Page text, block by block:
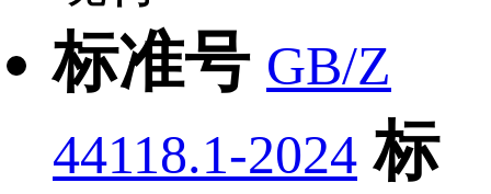
标准号 GB/Z
44118.1-2024 标